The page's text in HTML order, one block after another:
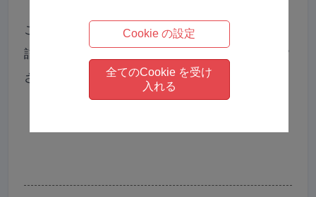
このコースは生の実践体験コース。 知識をいくら
詰め込んでも、体験に勝るものはなしですね。 皆
さまのご参加、お待ちしています。
Cookie の設定
全てのCookie を受け
入れる